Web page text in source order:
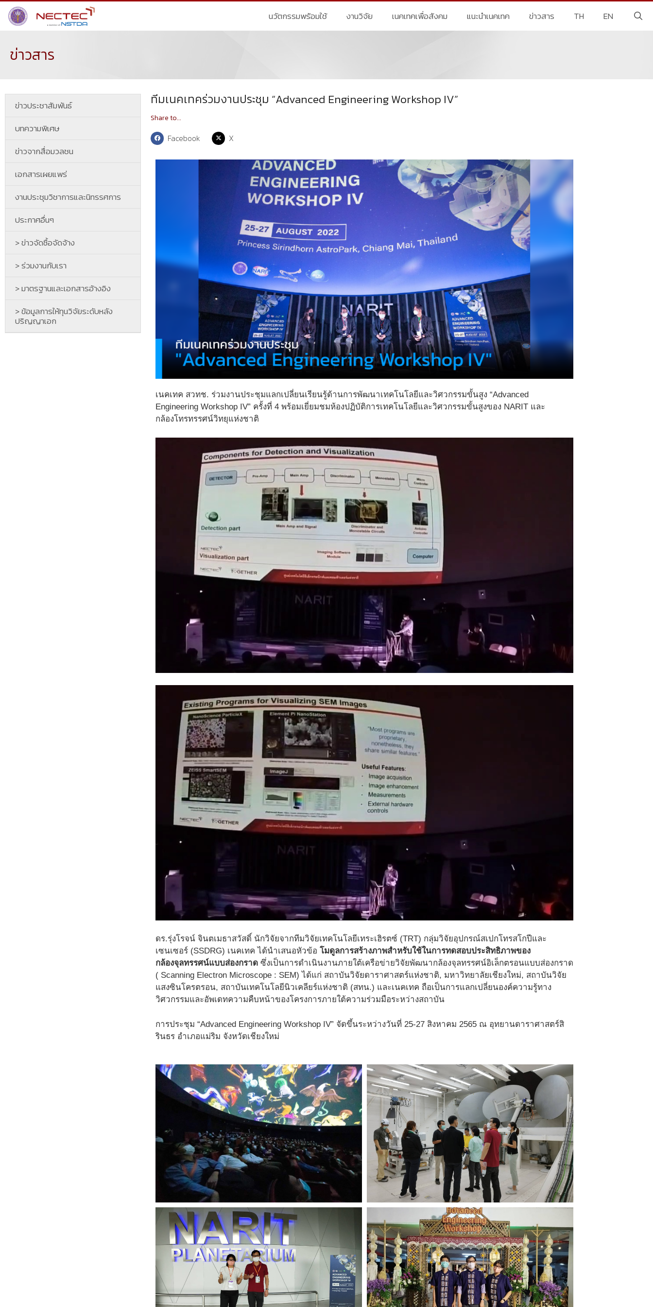
นวัตกรรมพร้อมใช้ งานวิจัย เนคเทคเพื่อสังคม แนะนำเนคเทค ข่าวสาร TH EN
ข่าวสาร
ข่าวประชาสัมพันธ์
บทความพิเศษ
ข่าวจากสื่อมวลชน
เอกสารเผยแพร่
งานประชุมวิชาการและนิทรรศการ
ประกาศอื่นๆ
> ข่าวจัดซื้อจัดจ้าง
> ร่วมงานกับเรา
> มาตรฐานและเอกสารอ้างอิง
> ข้อมูลการให้ทุนวิจัยระดับหลัง
ปริญญาเอก
ทีมเนคเทคร่วมงานประชุม “Advanced Engineering Workshop IV”
Share to...
Facebook X
เนคเทค สวทช. ร่วมงานประชุมแลกเปลี่ยนเรียนรู้ด้านการพัฒนาเทคโนโลยีและวิศวกรรมขั้นสูง “Advanced
Engineering Workshop IV” ครั้งที่ 4 พร้อมเยี่ยมชมห้องปฏิบัติการเทคโนโลยีและวิศวกรรมขั้นสูงของ NARIT และ
กล้องโทรทรรศน์วิทยุแห่งชาติ
ดร.รุ่งโรจน์ จินตเมธาสวัสดิ์ นักวิจัยจากทีมวิจัยเทคโนโลยีเทระเฮิรตซ์ (TRT) กลุ่มวิจัยอุปกรณ์สเปกโทรสโกปีและ
เซนเซอร์ (SSDRG) เนคเทค ได้นำเสนอหัวข้อ โมดูลการสร้างภาพสำหรับใช้ในการทดสอบประสิทธิภาพของ
กล้องจุลทรรศน์แบบส่องกราด ซึ่งเป็นการดำเนินงานภายใต้เครือข่ายวิจัยพัฒนากล้องจุลทรรศน์อิเล็กตรอนแบบส่องกราด
( Scanning Electron Microscope : SEM) ได้แก่ สถาบันวิจัยดาราศาสตร์แห่งชาติ, มหาวิทยาลัยเชียงใหม่, สถาบันวิจัย
แสงซินโครตรอน, สถาบันเทคโนโลยีนิวเคลียร์แห่งชาติ (สทน.) และเนคเทค ถือเป็นการแลกเปลี่ยนองค์ความรู้ทาง
วิศวกรรมและอัพเดทความคืบหน้าของโครงการภายใต้ความร่วมมือระหว่างสถาบัน
การประชุม “Advanced Engineering Workshop IV” จัดขึ้นระหว่างวันที่ 25-27 สิงหาคม 2565 ณ อุทยานดาราศาสตร์สิ
รินธร อำเภอแม่ริม จังหวัดเชียงใหม่